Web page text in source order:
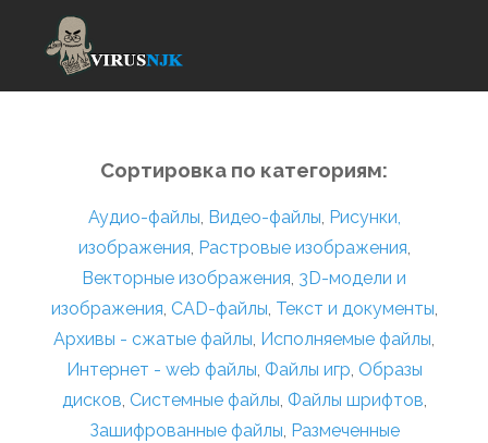
Сортировка по категориям:
Аудио-файлы, Видео-файлы, Рисунки,
изображения, Растровые изображения,
Векторные изображения, 3D-модели и
изображения, CAD-файлы, Текст и документы,
Архивы - сжатые файлы, Исполняемые файлы,
Интернет - web файлы, Файлы игр, Образы
дисков, Системные файлы, Файлы шрифтов,
Зашифрованные файлы, Размеченные